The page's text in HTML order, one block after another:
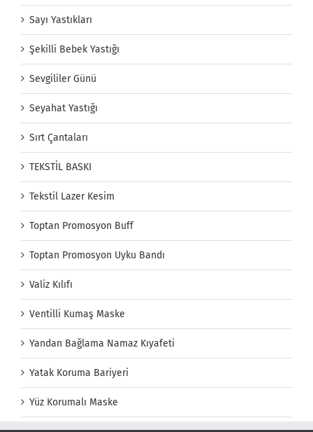
Sayı Yastıkları
Şekilli Bebek Yastığı
Sevgililer Günü
Seyahat Yastığı
Sırt Çantaları
TEKSTİL BASKI
Tekstil Lazer Kesim
Toptan Promosyon Buff
Toptan Promosyon Uyku Bandı
Valiz Kılıfı
Ventilli Kumaş Maske
Yandan Bağlama Namaz Kıyafeti
Yatak Koruma Bariyeri
Yüz Korumalı Maske